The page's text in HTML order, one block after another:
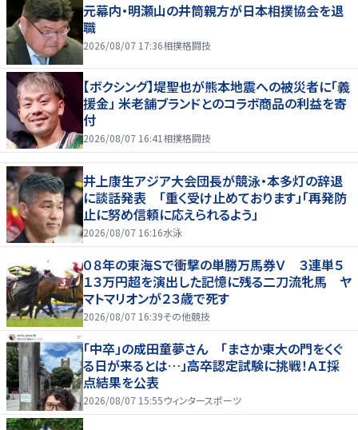
元幕内・明瀬山の井筒親方が日本相撲協会を退
職
2026/08/07 17:36相撲格闘技
【ボクシング】堤聖也が熊本地震への被災者に「義
援金」 米老舗ブランドとのコラボ商品の利益を寄
付
2026/08/07 16:41 相撲格闘技
井上康生アジア大会団長が競泳・本多灯の辞退
に談話発表 「重く受け止めております」「再発防
止に努め信頼に応えられるよう」
2026/08/07 16:16水泳
０８年の東海Ｓで衝撃の単勝万馬券Ｖ ３連単５
１３万円超を演出した記憶に残る二刀流牝馬 ヤ
マトマリオンが２３歳で死す
2026/08/07 16:39その他競技
「中卒」の成田童夢さん 「まさか東大の門をくぐ
る日が来るとは…」高卒認定試験に挑戦！ＡＩ採
点結果を公表
2026/08/07 15:55ウィンタースポーツ